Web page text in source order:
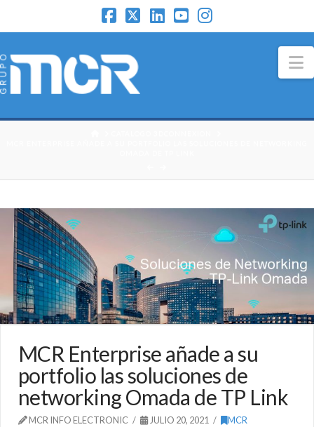
MCR Enterprise añade a su
portfolio las soluciones de
networking Omada de TP Link
MCR INFO ELECTRONIC JULIO 20, 2021 MCR